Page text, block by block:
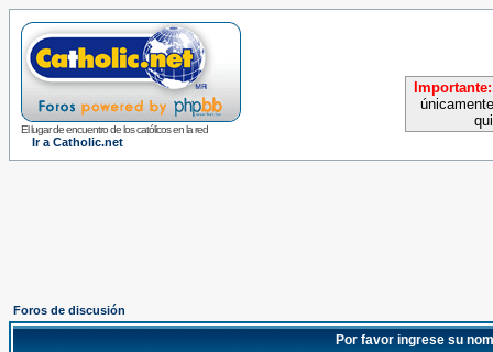
El lugar de encuentro de los católicos en la red
Ir a Catholic.net
Importante:
Foros de discusión
Por favor ingrese su